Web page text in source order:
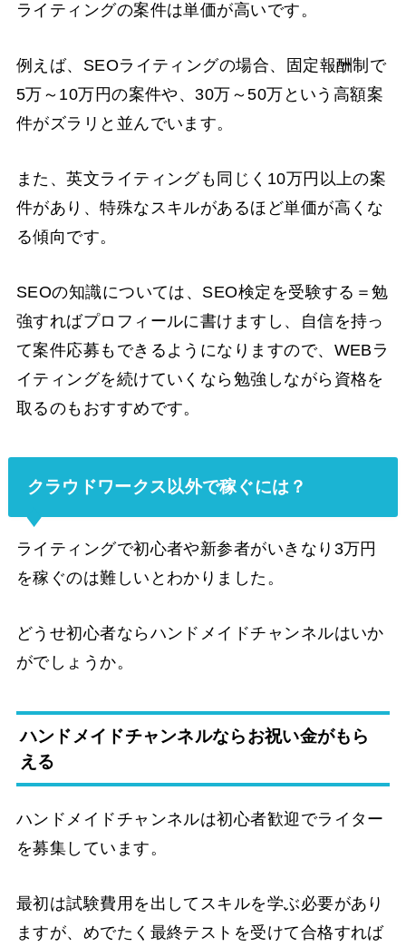
ライティングの案件は単価が高いです。
例えば、SEOライティングの場合、固定報酬制で
5万～10万円の案件や、30万～50万という高額案
件がズラリと並んでいます。
また、英文ライティングも同じく10万円以上の案
件があり、特殊なスキルがあるほど単価が高くな
る傾向です。
SEOの知識については、SEO検定を受験する＝勉
強すればプロフィールに書けますし、自信を持っ
て案件応募もできるようになりますので、WEBラ
イティングを続けていくなら勉強しながら資格を
取るのもおすすめです。
クラウドワークス以外で稼ぐには？
ライティングで初心者や新参者がいきなり3万円
を稼ぐのは難しいとわかりました。
どうせ初心者ならハンドメイドチャンネルはいか
がでしょうか。
ハンドメイドチャンネルならお祝い金がもら
える
ハンドメイドチャンネルは初心者歓迎でライター
を募集しています。
最初は試験費用を出してスキルを学ぶ必要があり
ますが、めでたく最終テストを受けて合格すれば